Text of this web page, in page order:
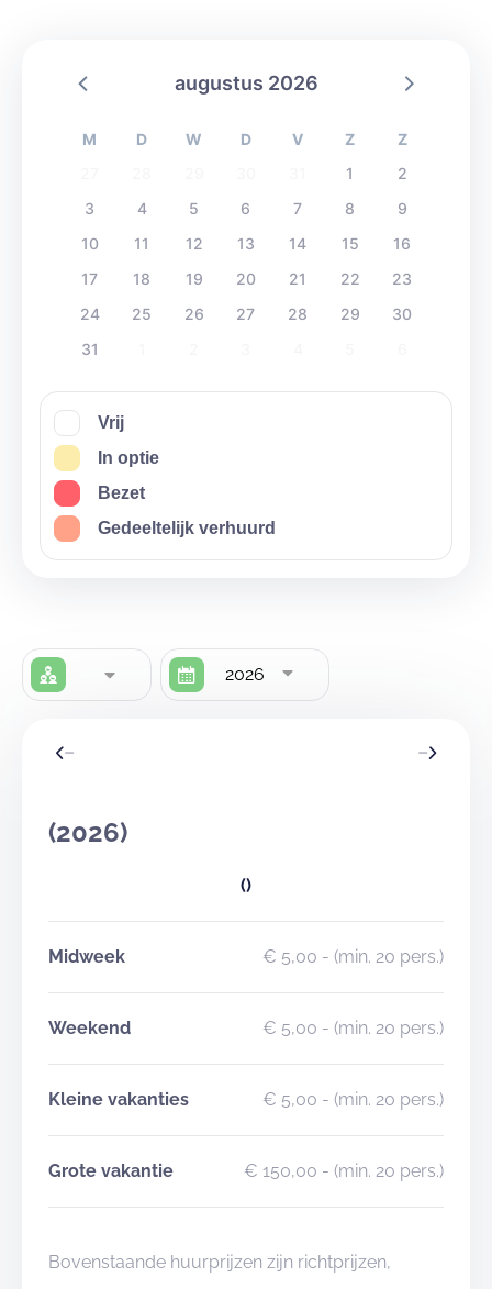
augustus 2026
M D W D V Z
Z
1
2
3
4 5 6 7 8
9
10
11 12 13 14 15
16
17
18 19 20 21 22
23
24
25 26 27 28 29
30
31
Vrij
In optie
Bezet
Gedeeltelijk verhuurd
2026
(2026)
()
Midweek € 5,00 - (min. 20 pers.)
Weekend € 5,00 - (min. 20 pers.)
Kleine vakanties € 5,00 - (min. 20 pers.)
Grote vakantie € 150,00 - (min. 20 pers.)
Bovenstaande huurprijzen zijn richtprijzen,